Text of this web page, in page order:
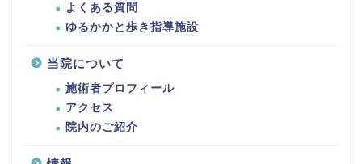
よくある質問
ゆるかかと歩き指導施設
当院について
施術者プロフィール
アクセス
院内のご紹介